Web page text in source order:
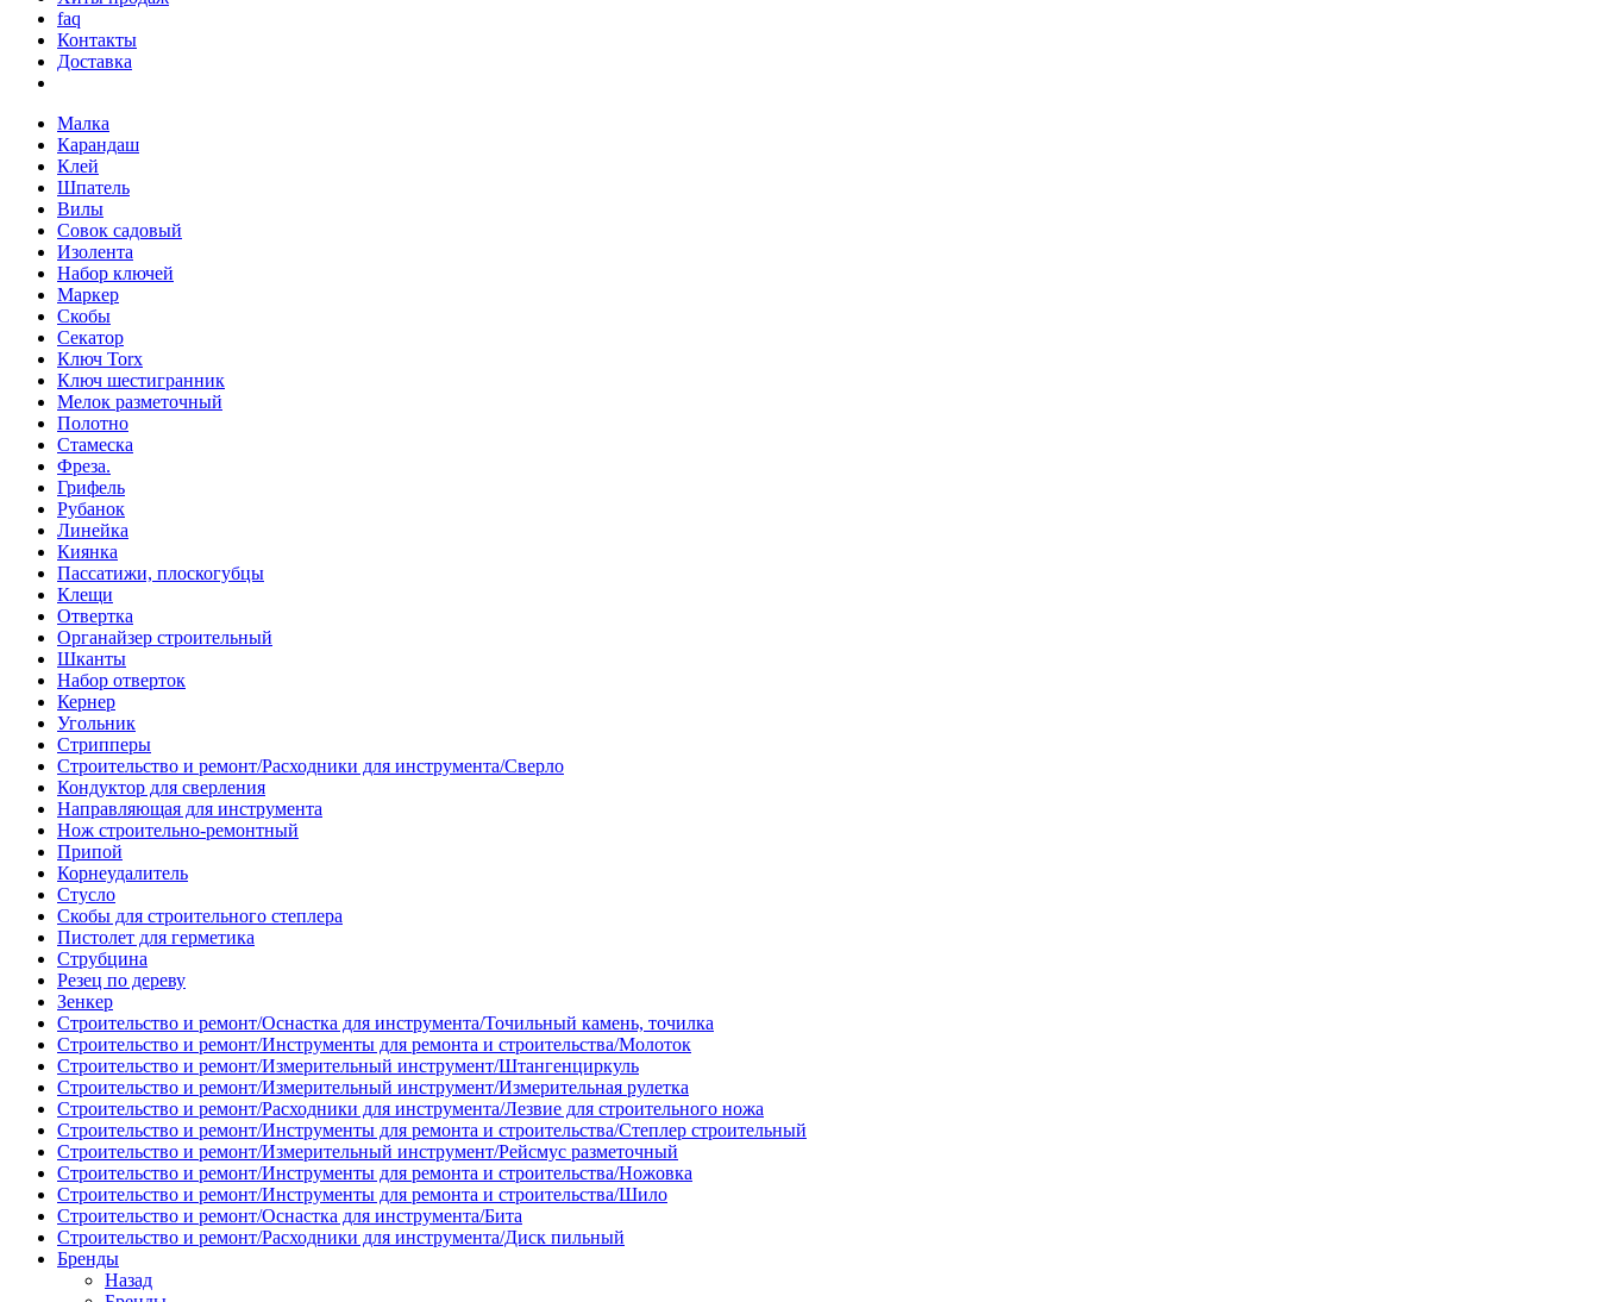
faq
Контакты
Доставка
Малка
Карандаш
Клей
Шпатель
Вилы
Совок садовый
Изолента
Набор ключей
Маркер
Скобы
Секатор
Ключ Torx
Ключ шестигранник
Мелок разметочный
Полотно
Стамеска
Фреза.
Грифель
Рубанок
Линейка
Киянка
Пассатижи, плоскогубцы
Клещи
Отвертка
Органайзер строительный
Шканты
Набор отверток
Кернер
Угольник
Стрипперы
Строительство и ремонт/Расходники для инструмента/Сверло
Кондуктор для сверления
Направляющая для инструмента
Нож строительно-ремонтный
Припой
Корнеудалитель
Стусло
Скобы для строительного степлера
Пистолет для герметика
Струбцина
Резец по дереву
Зенкер
Строительство и ремонт/Оснастка для инструмента/Точильный камень, точилка
Строительство и ремонт/Инструменты для ремонта и строительства/Молоток
Строительство и ремонт/Измерительный инструмент/Штангенциркуль
Строительство и ремонт/Измерительный инструмент/Измерительная рулетка
Строительство и ремонт/Расходники для инструмента/Лезвие для строительного ножа
Строительство и ремонт/Инструменты для ремонта и строительства/Степлер строительный
Строительство и ремонт/Измерительный инструмент/Рейсмус разметочный
Строительство и ремонт/Инструменты для ремонта и строительства/Ножовка
Строительство и ремонт/Инструменты для ремонта и строительства/Шило
Строительство и ремонт/Оснастка для инструмента/Бита
Строительство и ремонт/Расходники для инструмента/Диск пильный
Бренды
Назад